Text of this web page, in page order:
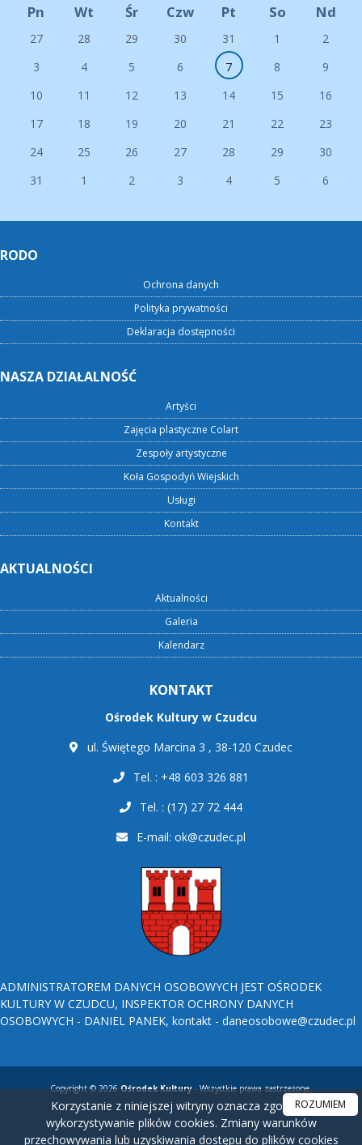
Pn Wt Śr Czw Pt So Nd
27 28 29 30 31 1
2
3
4 5 6 7 8
9
10
11 12 13 14 15
16
17
18 19 20 21 22
23
24
25 26 27 28 29
30
31
1 2 3 4 5 6
RODO
Ochrona danych
Polityka prywatności
Deklaracja dostępności
NASZA DZIAŁALNOŚĆ
Artyści
Zajęcia plastyczne Colart
Zespoły artystyczne
Koła Gospodyń Wiejskich
Usługi
Kontakt
AKTUALNOŚCI
Aktualności
Galeria
Kalendarz
KONTAKT
Ośrodek Kultury w Czudcu
ul. Świętego Marcina 3 , 38-120 Czudec
Tel. : +48 603 326 881
Tel. : (17) 27 72 444
E-mail: ok@czudec.pl
ADMINISTRATOREM DANYCH OSOBOWYCH JEST OŚRODEK
KULTURY W CZUDCU, INSPEKTOR OCHRONY DANYCH
OSOBOWYCH - DANIEL PANEK, kontakt - daneosobowe@czudec.pl
Copyright © 2026Ośrodek Kultury- Wszystkie prawa zastrzeżone.
Korzystanie z niniejszej witryny oznacza zgodę na
wykorzystywanie plików cookies. Zmiany warunków
przechowywania lub uzyskiwania dostępu do plików cookies
ROZUMIEM